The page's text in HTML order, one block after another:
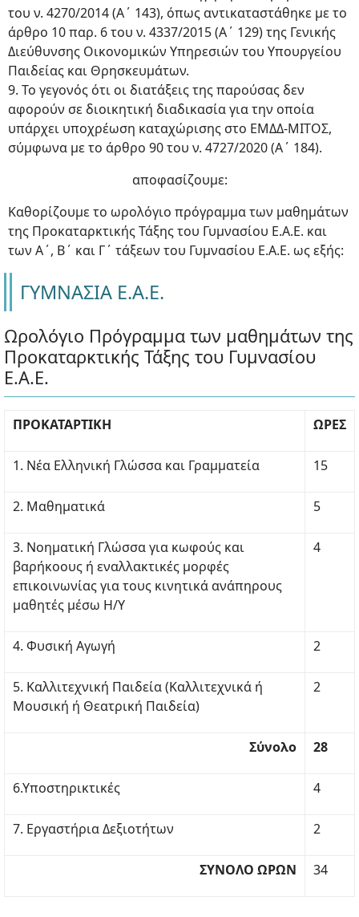
του ν. 4270/2014 (Α΄ 143), όπως αντικαταστάθηκε με το
άρθρο 10 παρ. 6 του ν. 4337/2015 (Α΄ 129) της Γενικής
Διεύθυνσης Οικονομικών Υπηρεσιών του Υπουργείου
Παιδείας και Θρησκευμάτων.
9. Το γεγονός ότι οι διατάξεις της παρούσας δεν
αφορούν σε διοικητική διαδικασία για την οποία
υπάρχει υποχρέωση καταχώρισης στο ΕΜΔΔ-ΜΙΤΟΣ,
σύμφωνα με το άρθρο 90 του ν. 4727/2020 (Α΄ 184).
αποφασίζουμε:
Καθορίζουμε το ωρολόγιο πρόγραμμα των μαθημάτων
της Προκαταρκτικής Τάξης του Γυμνασίου Ε.Α.Ε. και
των Α΄, Β΄ και Γ΄ τάξεων του Γυμνασίου Ε.Α.Ε. ως εξής:
ΓΥΜΝΑΣΙΑ Ε.Α.Ε.
Ωρολόγιο Πρόγραμμα των μαθημάτων της
Προκαταρκτικής Τάξης του Γυμνασίου
Ε.Α.Ε.
ΠΡΟΚΑΤΑΡΤΙΚΗ ΩΡΕΣ
1. Νέα Ελληνική Γλώσσα και Γραμματεία 15
2. Μαθηματικά 5
3. Νοηματική Γλώσσα για κωφούς και
βαρήκοους ή εναλλακτικές μορφές
επικοινωνίας για τους κινητικά ανάπηρους
μαθητές μέσω Η/Υ
4
4. Φυσική Αγωγή 2
5. Καλλιτεχνική Παιδεία (Καλλιτεχνικά ή
Μουσική ή Θεατρική Παιδεία)
2
Σύνολο 28
6.Υποστηρικτικές 4
7. Εργαστήρια Δεξιοτήτων 2
ΣΥΝΟΛΟ ΩΡΩΝ 34